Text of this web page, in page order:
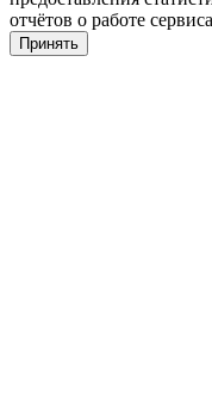
отчётов о работе
Принять